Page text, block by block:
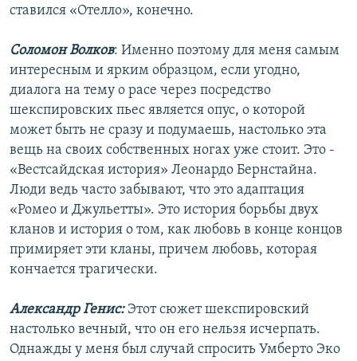
ставился «Отелло», конечно.
Соломон Волков: Именно поэтому для меня самым
интересным и ярким образцом, если угодно,
диалога на тему о расе через посредство
шекспировских пьес является опус, о которой
может быть не сразу и подумаешь, настолько эта
вещь на своих собственных ногах уже стоит. Это -
«Вестсайдская история» Леонардо Бернстайна.
Люди ведь часто забывают, что это адаптация
«Ромео и Джульетты». Это история борьбы двух
кланов и история о том, как любовь в конце концов
примиряет эти кланы, причем любовь, которая
кончается трагически.
Александр Генис: Этот сюжет шекспировский
настолько вечный, что он его нельзя исчерпать.
Однажды у меня был случай спросить Умберто Эко